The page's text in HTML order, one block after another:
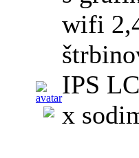
wifi
IPS
x